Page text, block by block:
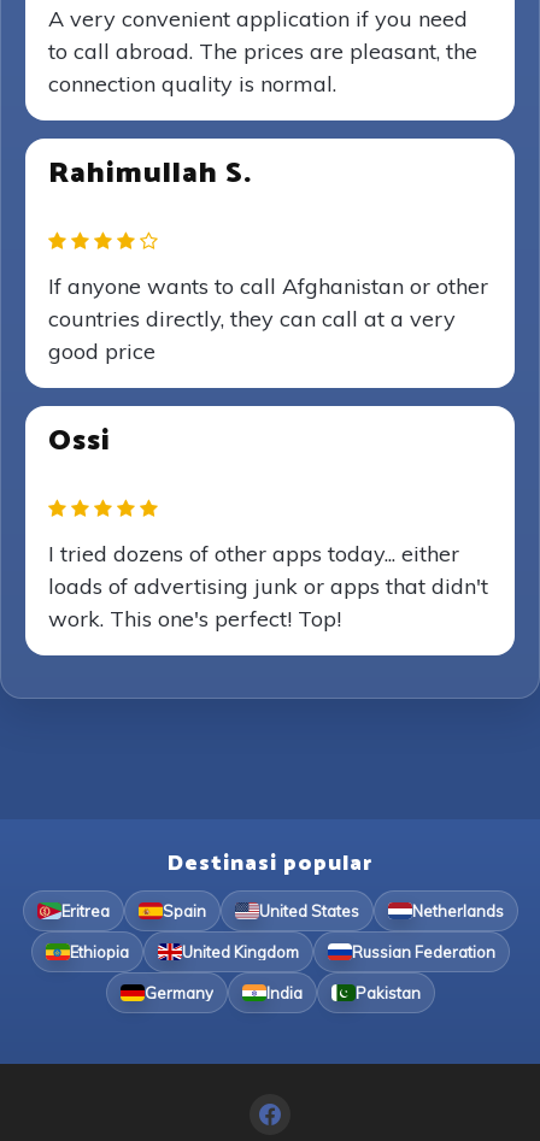
A very convenient application if you need
to call abroad. The prices are pleasant, the
connection quality is normal.
Rahimullah S.
If anyone wants to call Afghanistan or other
countries directly, they can call at a very
good price
Ossi
I tried dozens of other apps today... either
loads of advertising junk or apps that didn't
work. This one's perfect! Top!
Destinasi popular
Eritrea Spain United States Netherlands
Ethiopia United Kingdom Russian Federation
Germany India Pakistan